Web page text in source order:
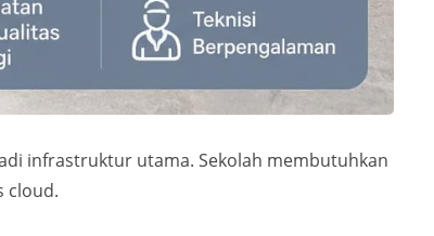
infrastruktur utama. Sekolah membutuhkan
cloud.